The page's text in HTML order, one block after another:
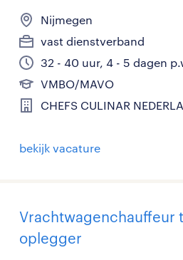
Nijmegen
vast dienstverband
32 - 40 uur, 4 - 5 dagen
VMBO/MAVO
CHEFS CULINAR
bekijk vacature
Vrachtwagenchauffeur
oplegger